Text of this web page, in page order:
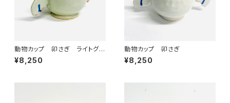
動物カップ 卯さぎ ライトグレ
ー
¥8,250
動物カップ 卯さぎ
¥8,250